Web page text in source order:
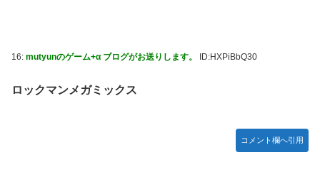
16: mutyunのゲーム+α ブログがお送りします。 ID:HXPiBbQ30
ロックマンメガミックス
コメント欄へ引用